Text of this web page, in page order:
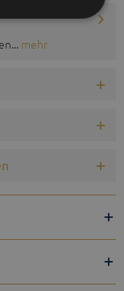
mehr